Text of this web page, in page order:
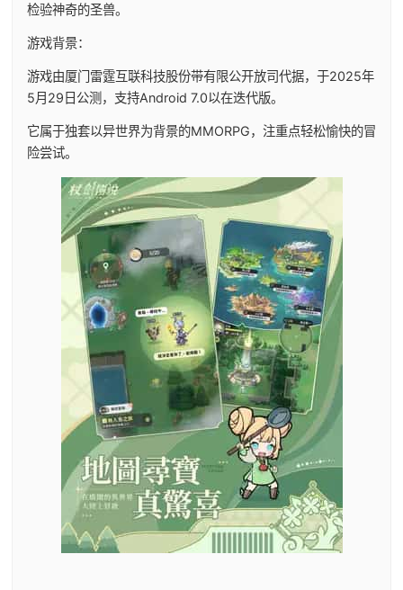
检验神奇的圣兽。
游戏背景：
游戏由厦门雷霆互联科技股份带有限公开放司代据，于2025年
5月29日公测，支持Android 7.0以在迭代版。
它属于独套以异世界为背景的MMORPG，注重点轻松愉快的冒
险尝试。